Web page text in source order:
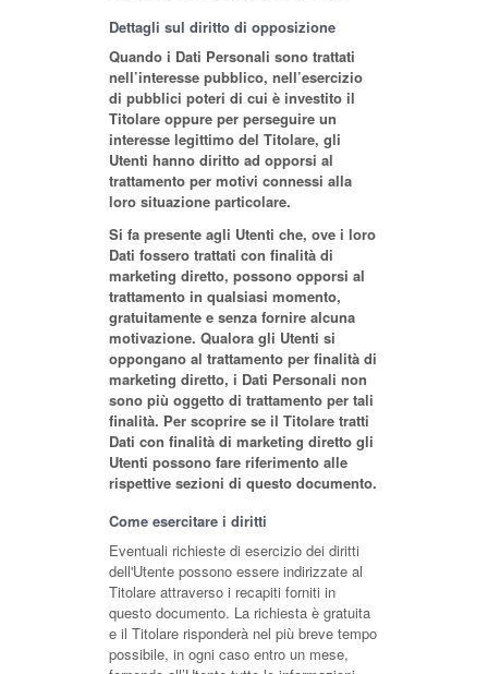
Dettagli sul diritto di opposizione
Quando i Dati Personali sono trattati
nell’interesse pubblico, nell’esercizio
di pubblici poteri di cui è investito il
Titolare oppure per perseguire un
interesse legittimo del Titolare, gli
Utenti hanno diritto ad opporsi al
trattamento per motivi connessi alla
loro situazione particolare.
Si fa presente agli Utenti che, ove i loro
Dati fossero trattati con finalità di
marketing diretto, possono opporsi al
trattamento in qualsiasi momento,
gratuitamente e senza fornire alcuna
motivazione. Qualora gli Utenti si
oppongano al trattamento per finalità di
marketing diretto, i Dati Personali non
sono più oggetto di trattamento per tali
finalità. Per scoprire se il Titolare tratti
Dati con finalità di marketing diretto gli
Utenti possono fare riferimento alle
rispettive sezioni di questo documento.
Come esercitare i diritti
Eventuali richieste di esercizio dei diritti
dell'Utente possono essere indirizzate al
Titolare attraverso i recapiti forniti in
questo documento. La richiesta è gratuita
e il Titolare risponderà nel più breve tempo
possibile, in ogni caso entro un mese,